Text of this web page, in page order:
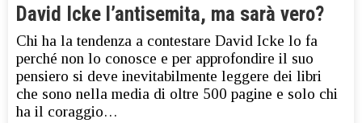
David Icke l’antisemita, ma sarà vero?
Chi ha la tendenza a contestare David Icke lo fa
perché non lo conosce e per approfondire il suo
pensiero si deve inevitabilmente leggere dei libri
che sono nella media di oltre 500 pagine e solo chi
ha il coraggio…